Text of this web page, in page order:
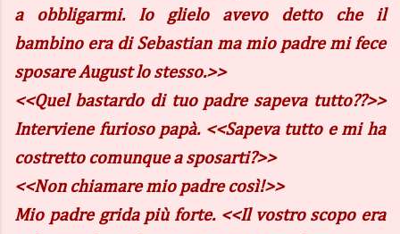
a obbligarmi. Io glielo avevo detto che il
bambino era di Sebastian ma mio padre mi fece
sposare August lo stesso.>>
<<Quel bastardo di tuo padre sapeva tutto??>>
Interviene furioso papà. <<Sapeva tutto e mi ha
costretto comunque a sposarti?>>
<<Non chiamare mio padre così!>>
Mio padre grida più forte. <<Il vostro scopo era